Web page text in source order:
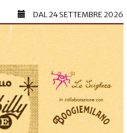
DAL24 SETTEMBRE 2026